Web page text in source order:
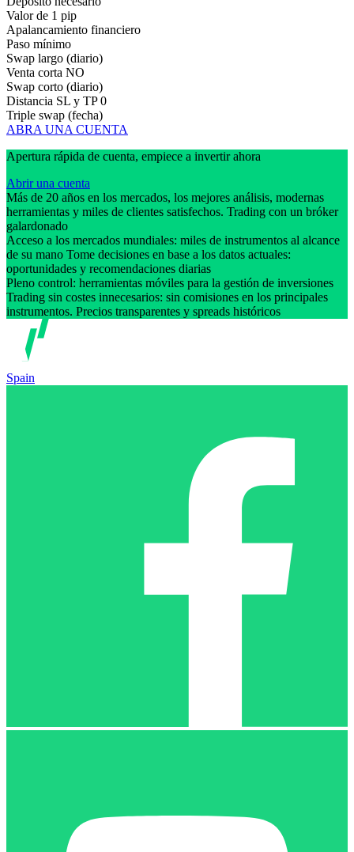
Valor de 1 pip
Apalancamiento financiero
Paso mínimo
Swap largo (diario)
Venta corta NO
Swap corto (diario)
Distancia SL y TP 0
Triple swap (fecha)
ABRA UNA CUENTA
Apertura rápida de cuenta, empiece a invertir ahora
Abrir una cuenta
Más de 20 años en los mercados, los mejores análisis, modernas
herramientas y miles de clientes satisfechos. Trading con un bróker
galardonado
Acceso a los mercados mundiales: miles de instrumentos al alcance
de su mano Tome decisiones en base a los datos actuales:
oportunidades y recomendaciones diarias
Pleno control: herramientas móviles para la gestión de inversiones
Trading sin costes innecesarios: sin comisiones en los principales
instrumentos. Precios transparentes y spreads históricos
Spain